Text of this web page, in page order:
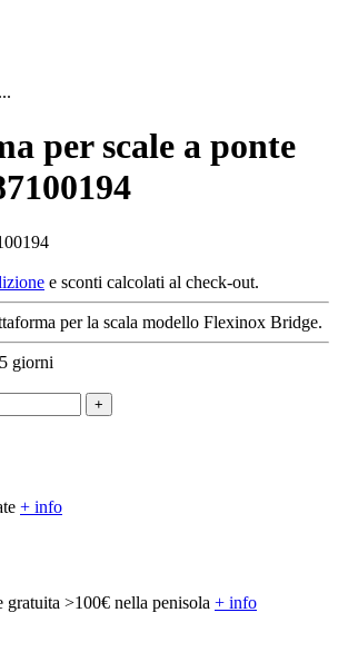
per scale a ponte
e sconti calcolati al check-out.
per la scala modello Flexinox Bridge.
giorni
+
+ info
>100€ nella penisola + info